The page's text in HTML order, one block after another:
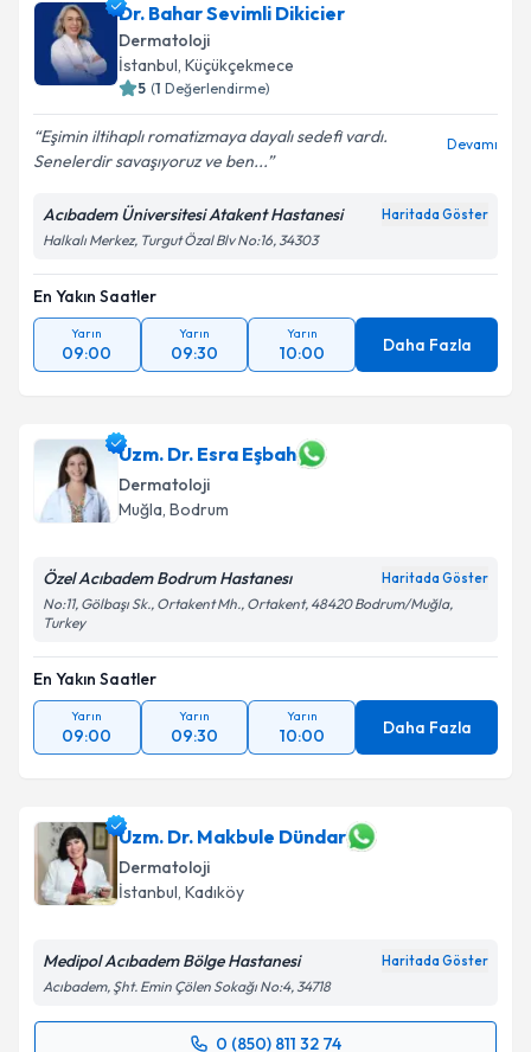
Dr. Bahar Sevimli Dikicier
Dermatoloji
İstanbul, Küçükçekmece
5 (1 Değerlendirme)
Eşimin iltihaplı romatizmaya dayalı sedefi vardı.
Senelerdir savaşıyoruz ve ben...
Devamı
Acıbadem Üniversitesi Atakent Hastanesi Haritada Göster
Halkalı Merkez, Turgut Özal Blv No:16, 34303
En Yakın Saatler
Yarın
09:00
Yarın
09:30
Yarın
10:00 Daha Fazla
Uzm. Dr. Esra Eşbah
Dermatoloji
Muğla, Bodrum
Özel Acıbadem Bodrum Hastanesı Haritada Göster
No:11, Gölbaşı Sk., Ortakent Mh., Ortakent, 48420 Bodrum/Muğla,
Turkey
En Yakın Saatler
Yarın
09:00
Yarın
09:30
Yarın
10:00 Daha Fazla
Uzm. Dr. Makbule Dündar
Dermatoloji
İstanbul, Kadıköy
Medipol Acıbadem Bölge Hastanesi Haritada Göster
Acıbadem, Şht. Emin Çölen Sokağı No:4, 34718
0 (850) 811 32 74